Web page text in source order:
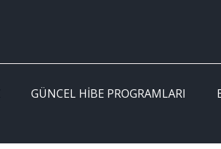
GÜNCEL HIBE PROGRAMLARI